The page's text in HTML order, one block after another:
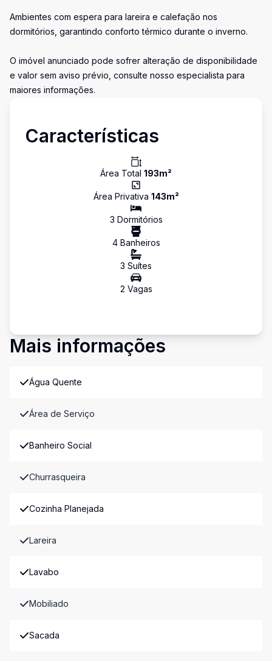
Ambientes com espera para lareira e calefação nos
dormitórios, garantindo conforto térmico durante o inverno.
O imóvel anunciado pode sofrer alteração de disponibilidade
e valor sem aviso prévio, consulte nosso especialista para
maiores informações.
Características
Área Total 193m²
Área Privativa 143m²
3 Dormitórios
4Banheiros
3 Suítes
2 Vagas
Mais informações
Água Quente
Área de Serviço
Banheiro Social
Churrasqueira
Cozinha Planejada
Lareira
Lavabo
Mobiliado
Sacada